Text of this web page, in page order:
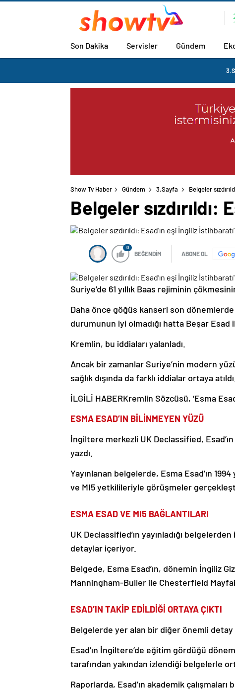
Son Dakika Servisler Gündem
Show Tv Haber Gündem 3.Sayfa Belgeler
Belgeler sızdırıldı:
0
BEĞENDİM ABONE OL
Suriye’de 61 yıllık Baas rejiminin
Daha önce göğüs kanseri son
durumunun iyi olmadığı hatta Beşar
Kremlin, bu iddiaları yalanladı.
Ancak bir zamanlar Suriye’nin modern
sağlık dışında da farklı iddialar ortaya atıldı.
İLGİLİ HABERKremlin Sözcüsü, ‘Esma
ESMA ESAD’IN BİLİNMEYEN YÜZÜ
İngiltere merkezli UK Declassified,
yazdı.
Yayınlanan belgelerde, Esma Esad’ın
ve MI5 yetkilileriyle görüşmeler
ESMA ESAD VE MI5 BAĞLANTILARI
UK Declassified’ın yayınladığı
detaylar içeriyor.
Belgede, Esma Esad’ın, dönemin İngiliz
Manningham-Buller ile Chesterfield
ESAD’IN TAKİP EDİLDİĞİ ORTAYA ÇIKTI
Belgelerde yer alan bir diğer önemli detay
Esad’ın İngiltere’de eğitim gördüğü
tarafından yakından izlendiği belgelerle
Raporlarda, Esad’ın akademik